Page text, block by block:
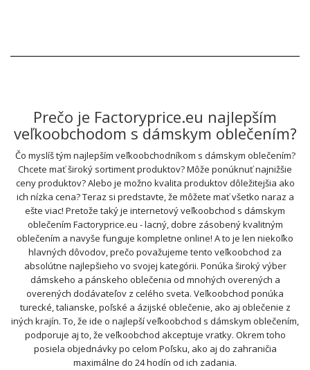
Prečo je Factoryprice.eu najlepším
veľkoobchodom s dámskym oblečením?
Čo myslíš tým najlepším veľkoobchodníkom s dámskym oblečením?
Chcete mať široký sortiment produktov? Môže ponúknuť najnižšie
ceny produktov? Alebo je možno kvalita produktov dôležitejšia ako
ich nízka cena? Teraz si predstavte, že môžete mať všetko naraz a
ešte viac! Pretože taký je internetový veľkoobchod s dámskym
oblečením Factoryprice.eu - lacný, dobre zásobený kvalitným
oblečením a navyše funguje kompletne online! A to je len niekoľko
hlavných dôvodov, prečo považujeme tento veľkoobchod za
absolútne najlepšieho vo svojej kategórii. Ponúka široký výber
dámskeho a pánskeho oblečenia od mnohých overených a
overených dodávateľov z celého sveta. Veľkoobchod ponúka
turecké, talianske, poľské a ázijské oblečenie, ako aj oblečenie z
iných krajín. To, že ide o najlepší veľkoobchod s dámskym oblečením,
podporuje aj to, že veľkoobchod akceptuje vratky. Okrem toho
posiela objednávky po celom Poľsku, ako aj do zahraničia
maximálne do 24 hodín od ich zadania.